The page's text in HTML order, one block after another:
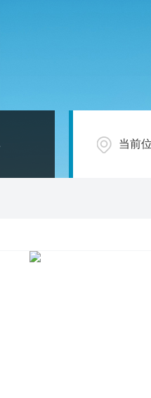
当前